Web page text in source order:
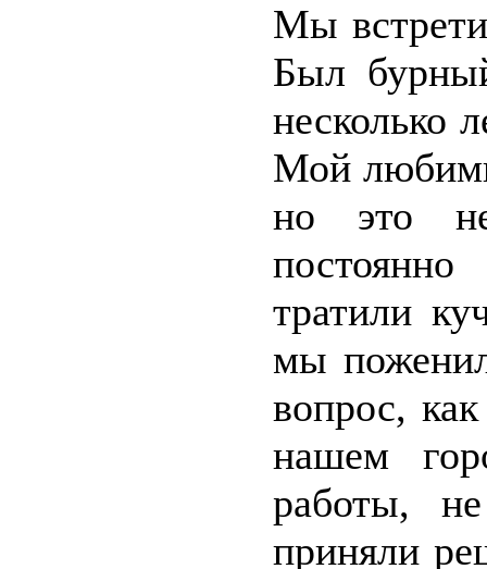
Мы
Был
несколько
Мой
но это
тратили
мы
вопрос,
нашем
работы,
приняли